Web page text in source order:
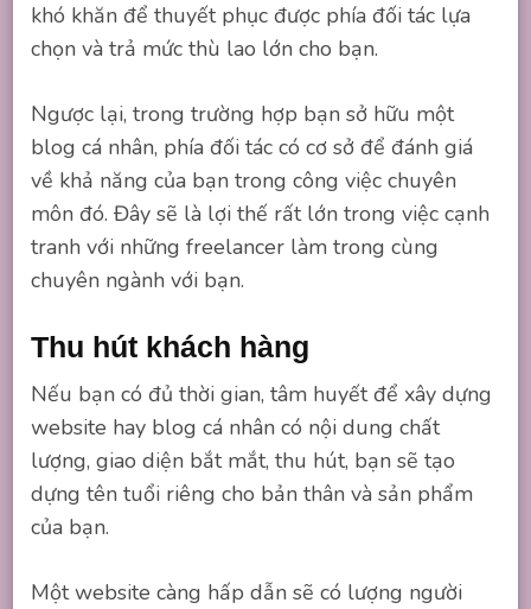
khó khăn để thuyết phục được phía đối tác lựa
chọn và trả mức thù lao lớn cho bạn.
Ngược lại, trong trường hợp bạn sở hữu một
blog cá nhân, phía đối tác có cơ sở để đánh giá
về khả năng của bạn trong công việc chuyên
môn đó. Đây sẽ là lợi thế rất lớn trong việc cạnh
tranh với những freelancer làm trong cùng
chuyên ngành với bạn.
Thu hút khách hàng
Nếu bạn có đủ thời gian, tâm huyết để xây dựng
website hay blog cá nhân có nội dung chất
lượng, giao diện bắt mắt, thu hút, bạn sẽ tạo
dựng tên tuổi riêng cho bản thân và sản phẩm
của bạn.
Một website càng hấp dẫn sẽ có lượng người